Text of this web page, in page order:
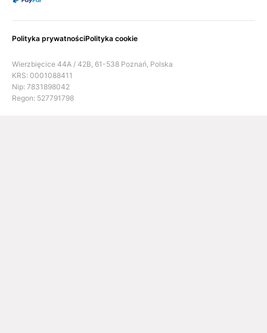
Polityka prywatnościPolityka cookie
Wierzbięcice 44A / 42B, 61-538 Poznań, Polska
KRS: 0001088411
Nip: 7831898042
Regon: 527791798